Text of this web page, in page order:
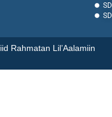
Rahmatan Lil’Aalamiin